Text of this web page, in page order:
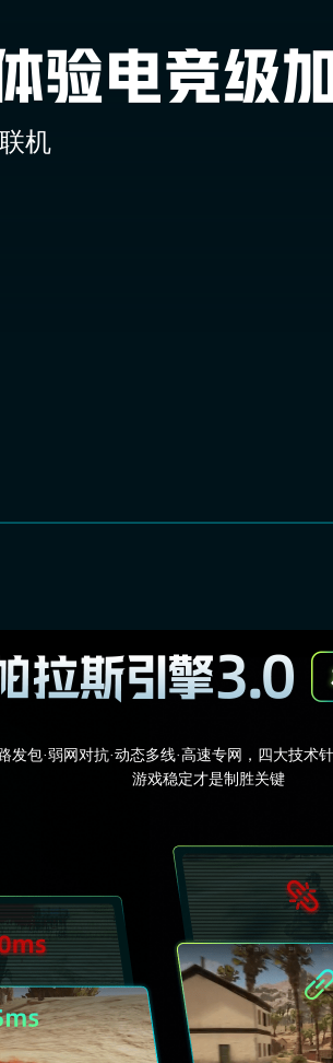
机
发包·弱网对抗·动态多线·高速专网，四大技术
游戏稳定才是制胜关键